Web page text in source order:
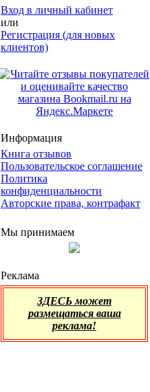
Вход в личный кабинет
или
Регистрация (для новых
клиентов)
Информация
Книга отзывов
Пользовательское соглашение
Политика
конфиденциальности
Авторские права, контрафакт
Мы принимаем
Реклама
ЗДЕСЬ может
размещаться ваша
реклама!